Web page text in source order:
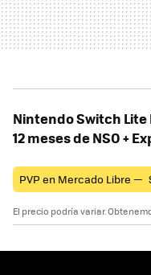
Nintendo Switch Lite
12 meses de NSO +
PVP en Mercado Libre —
El precio podría variar.